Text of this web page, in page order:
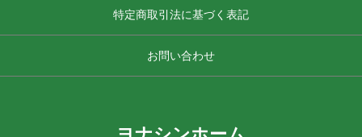
特定商取引法に基づく表記
お問い合わせ